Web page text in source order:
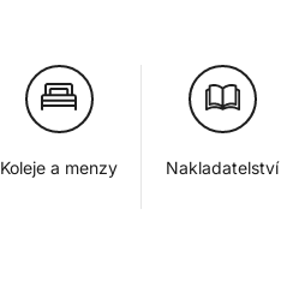
Koleje a menzy Nakladatelství